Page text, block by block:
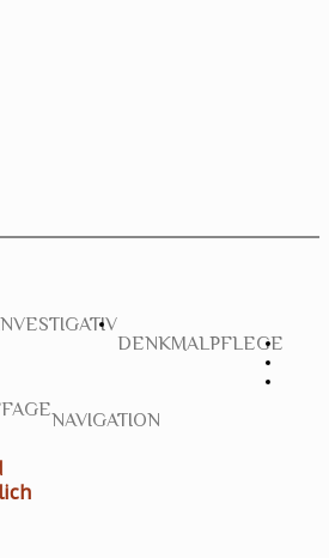
DENKMALPFLEGE
NAVIGATION